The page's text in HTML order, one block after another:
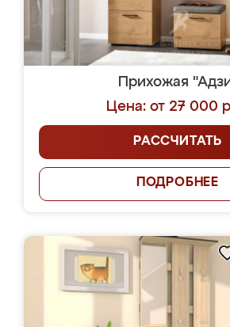
Прихожая
Цена: от 27 000
РАССЧИТАТЬ
ПОДРОБНЕЕ